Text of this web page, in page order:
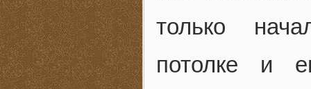
только
потолке и